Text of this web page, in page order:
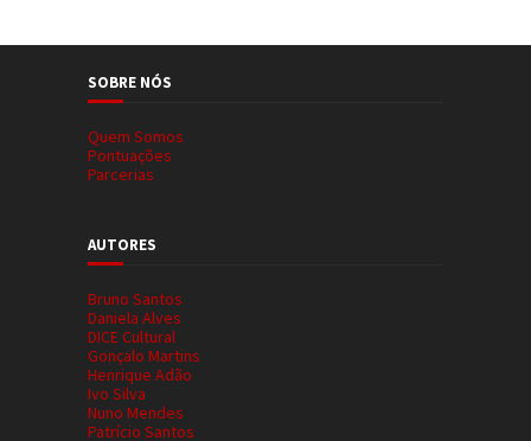
SOBRE NÓS
Quem Somos
Pontuações
Parcerias
AUTORES
Bruno Santos
Daniela Alves
DICE Cultural
Gonçalo Martins
Henrique Adão
Ivo Silva
Nuno Mendes
Patrício Santos